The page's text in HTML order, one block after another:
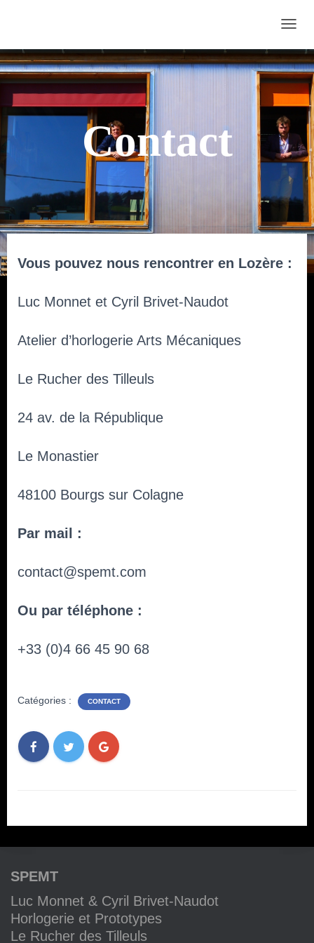
É
P
L
I
E
R
L
A
N
A
V
G
Contact
Vous pouvez nous rencontrer en Lozère :
Luc Monnet et Cyril Brivet-Naudot
Atelier d’horlogerie Arts Mécaniques
Le Rucher des Tilleuls
24 av. de la République
Le Monastier
48100 Bourgs sur Colagne
Par mail :
contact@spemt.com
Ou par téléphone :
+33 (0)4 66 45 90 68
Catégories : CONTACT
SPEMT
Luc Monnet & Cyril Brivet-Naudot
Horlogerie et Prototypes
Le Rucher des Tilleuls